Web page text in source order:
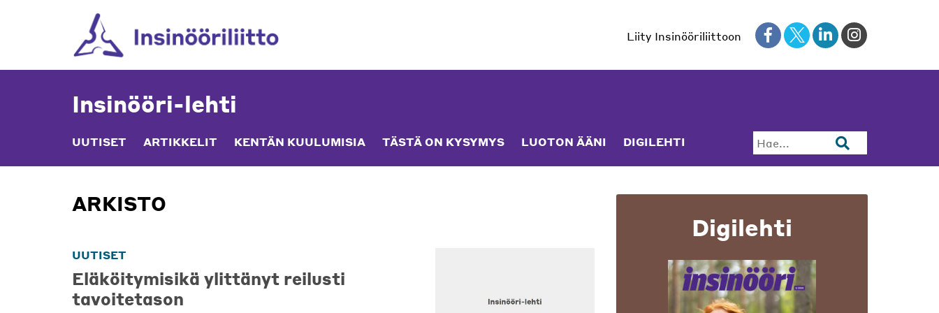
Liity Insinööriliittoon
Insinööri-lehti
UUTISET ARTIKKELIT KENTÄN KUULUMISIA TÄSTÄ ON KYSYMYS LUOTON ÄÄNI DIGILEHTI Hae...
ARKISTO
UUTISET
Eläköitymisikä ylittänyt reilusti
tavoitetason
Digilehti